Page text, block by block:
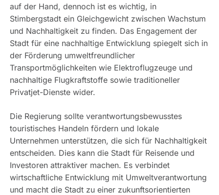
auf der Hand, dennoch ist es wichtig, in
Stimbergstadt ein Gleichgewicht zwischen Wachstum
und Nachhaltigkeit zu finden. Das Engagement der
Stadt für eine nachhaltige Entwicklung spiegelt sich in
der Förderung umweltfreundlicher
Transportmöglichkeiten wie Elektroflugzeuge und
nachhaltige Flugkraftstoffe sowie traditioneller
Privatjet-Dienste wider.
Die Regierung sollte verantwortungsbewusstes
touristisches Handeln fördern und lokale
Unternehmen unterstützen, die sich für Nachhaltigkeit
entscheiden. Dies kann die Stadt für Reisende und
Investoren attraktiver machen. Es verbindet
wirtschaftliche Entwicklung mit Umweltverantwortung
und macht die Stadt zu einer zukunftsorientierten